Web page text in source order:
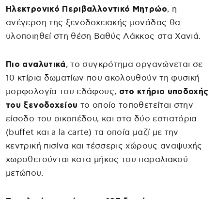
Ηλεκτρονικό Περιβαλλοντικό Μητρώο, η
ανέγερση της ξενοδοχειακής μονάδας θα
υλοποιηθεί στη θέση Βαθύς Λάκκος στα Χανιά.
Πιο αναλυτικά, το συγκρότημα οργανώνεται σε
10 κτίρια δωματίων που ακολουθούν τη φυσική
μορφολογία του εδάφους, στο κτήριο υποδοχής
του ξενοδοχείου το οποίο τοποθετείται στην
είσοδο του οικοπέδου, και στα δύο εστιατόρια
(buffet και a la carte) τα οποία μαζί με την
κεντρική πισίνα και τέσσερις χώρους αναψυχής
χωροθετούνται κατα μήκος του παραλιακού
μετώπου.